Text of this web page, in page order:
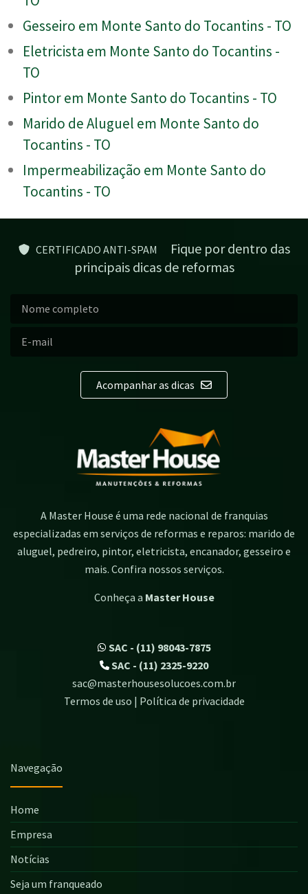
Gesseiro em Monte Santo do Tocantins - TO
Eletricista em Monte Santo do Tocantins -
TO
Pintor em Monte Santo do Tocantins - TO
Marido de Aluguel em Monte Santo do
Tocantins - TO
Impermeabilização em Monte Santo do
Tocantins - TO
CERTIFICADO ANTI-SPAM
Fique por dentro das
principais dicas de reformas
Acompanhar as dicas
A Master House é uma rede nacional de franquias
especializadas em serviços de reformas e reparos: marido de
aluguel, pedreiro, pintor, eletricista, encanador, gesseiro e
mais. Confira nossos serviços.
Conheça a Master House
SAC - (11) 98043-7875
SAC - (11) 2325-9220
sac@masterhousesolucoes.com.br
Termos de uso | Política de privacidade
Navegação
Home
Empresa
Notícias
Seja um franqueado